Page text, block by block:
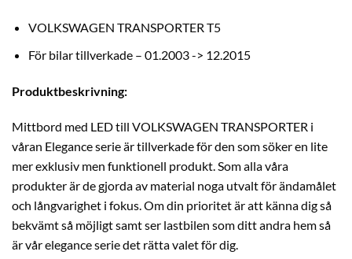
VOLKSWAGEN TRANSPORTER T5
För bilar tillverkade – 01.2003 -> 12.2015
Produktbeskrivning:
Mittbord med LED till VOLKSWAGEN TRANSPORTER i
våran Elegance serie är tillverkade för den som söker en lite
mer exklusiv men funktionell produkt. Som alla våra
produkter är de gjorda av material noga utvalt för ändamålet
och långvarighet i fokus. Om din prioritet är att känna dig så
bekvämt så möjligt samt ser lastbilen som ditt andra hem så
är vår elegance serie det rätta valet för dig.